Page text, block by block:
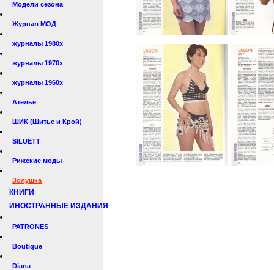
Модели сезона
Журнал МОД
журналы 1980х
журналы 1970х
журналы 1960х
Ателье
ШИК (Шитье и Крой)
SILUETT
Рижские моды
Золушка
КНИГИ
ИНОСТРАННЫЕ ИЗДАНИЯ
PATRONES
Boutique
Diana